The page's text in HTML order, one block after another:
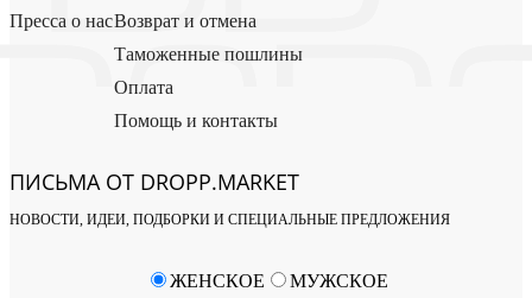
Пресса о насВозврат и отмена
Таможенные пошлины
Оплата
Помощь и контакты
ПИСЬМА ОТ DROPP.MARKET
НОВОСТИ, ИДЕИ, ПОДБОРКИ И СПЕЦИАЛЬНЫЕ ПРЕДЛОЖЕНИЯ
ЖЕНСКОЕ МУЖСКОЕ